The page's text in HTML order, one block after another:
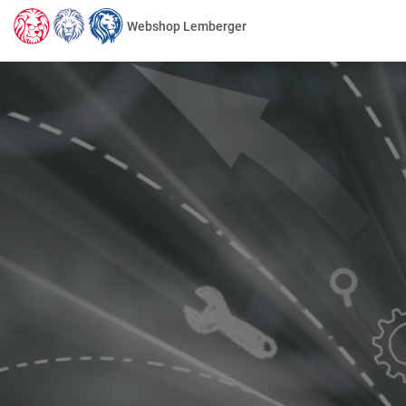
Webshop Lemberger